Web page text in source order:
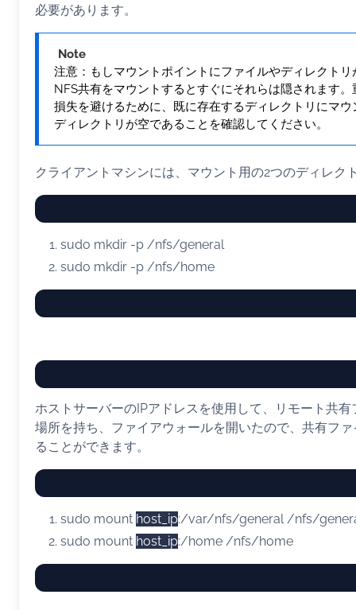
必要があります。
Note
注意：もしマウントポイントにファイルやディレクト
NFS共有をマウントするとすぐにそれらは隠されます
損失を避けるために、既に存在するディレクトリにマ
ディレクトリが空であることを確認してください。
クライアントマシンには、マウント用の2つのディレク
sudo mkdir -p /nfs/general
sudo mkdir -p /nfs/home
ホストサーバーのIPアドレスを使用して、リモート共
場所を持ち、ファイアウォールを開いたので、共有フ
ることができます。
sudo mount host_ip:/var/nfs/general /nfs/
sudo mount host_ip:/home /nfs/home